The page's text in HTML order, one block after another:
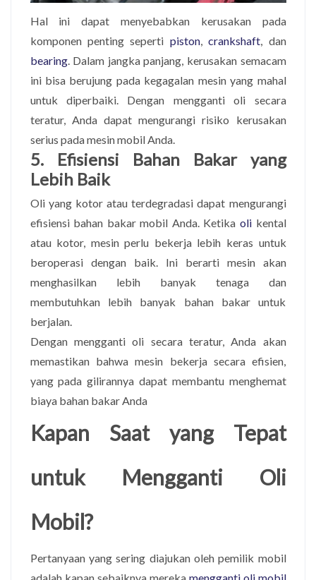
Hal ini dapat menyebabkan kerusakan pada
komponen penting seperti piston,crankshaft, dan
bearing. Dalam jangka panjang, kerusakan semacam
ini bisa berujung pada kegagalan mesin yang mahal
untuk diperbaiki. Dengan mengganti oli secara
teratur, Anda dapat mengurangi risiko kerusakan
serius pada mesin mobil Anda.
5. Efisiensi Bahan Bakar yang
Lebih Baik
Oli yang kotor atau terdegradasi dapat mengurangi
efisiensi bahan bakar mobil Anda. Ketika olikental
atau kotor, mesin perlu bekerja lebih keras untuk
beroperasi dengan baik. Ini berarti mesin akan
menghasilkan lebih banyak tenaga dan
membutuhkan lebih banyak bahan bakar untuk
berjalan.
Dengan mengganti oli secara teratur, Anda akan
memastikan bahwa mesin bekerja secara efisien,
yang pada gilirannya dapat membantu menghemat
biaya bahan bakar Anda
Kapan Saat yang Tepat
untuk Mengganti Oli
Mobil?
Pertanyaan yang sering diajukan oleh pemilik mobil